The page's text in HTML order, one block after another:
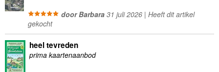
door Barbara31 juli 2026 | Heeft dit artikel
gekocht
heel tevreden
prima kaartenaanbod